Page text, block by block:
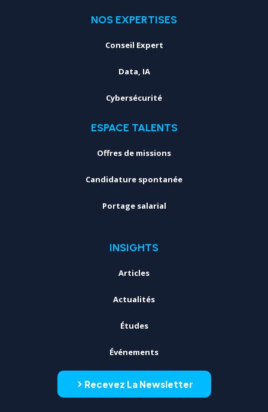
NOS EXPERTISES
Conseil Expert
Data, IA
Cybersécurité
ESPACE TALENTS
Offres de missions
Candidature spontanée
Portage salarial
INSIGHTS
Articles
Actualités
Études
Événements
Recevez La Newsletter